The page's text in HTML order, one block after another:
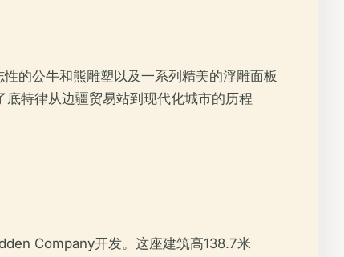
的公牛和熊雕塑以及一系列精美的浮雕面板
特律从边疆贸易站到现代化城市的历程
Company开发。这座建筑高138.7米